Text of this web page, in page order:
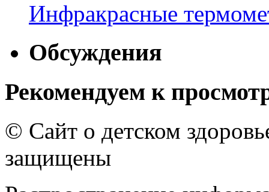
Инфракрасные
Обсуждения
Рекомендуем к
© Сайт о детском
защищены